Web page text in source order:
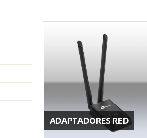
ADAPTADORES RED